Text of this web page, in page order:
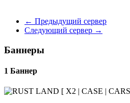
← Предыдущий сервер
Следующий сервер →
Баннеры
1 Баннер